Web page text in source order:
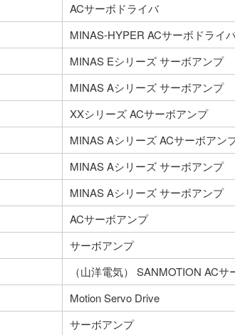
ACサーボドライバ
MINAS-HYPER ACサーボドライ
MINAS Eシリーズ サーボアンプ
MINAS Aシリーズ サーボアンプ
XXシリーズ ACサーボアンプ
MINAS Aシリーズ ACサーボアン
MINAS Aシリーズ サーボアンプ
MINAS Aシリーズ サーボアンプ
ACサーボアンプ
サーボアンプ
（山洋電気） SANMOTION ACサ
Motion Servo Drive
サーボアンプ